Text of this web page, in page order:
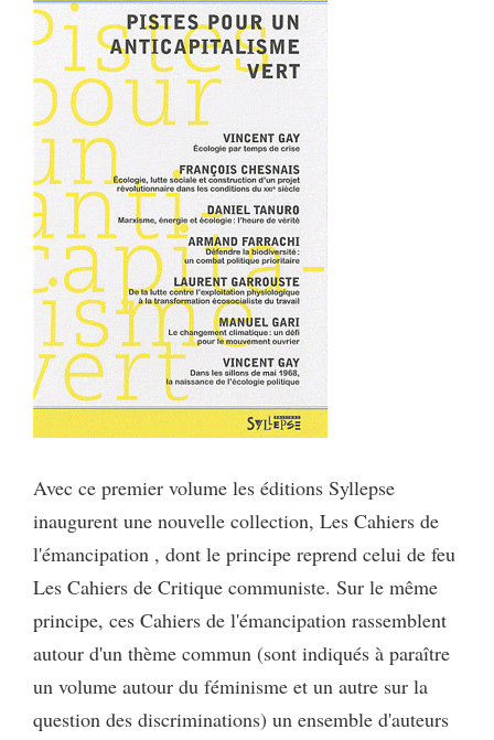
Avec ce premier volume les éditions Syllepse
inaugurent une nouvelle collection, Les Cahiers de
l'émancipation , dont le principe reprend celui de feu
Les Cahiers de Critique communiste. Sur le même
principe, ces Cahiers de l'émancipation rassemblent
autour d'un thème commun (sont indiqués à paraître
un volume autour du féminisme et un autre sur la
question des discriminations) un ensemble d'auteurs